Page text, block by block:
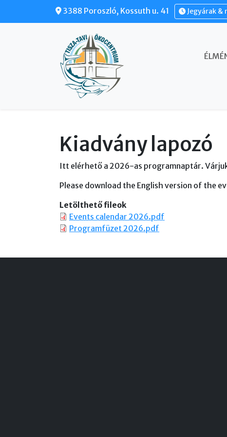
Ugrás a tartalomra
3388 Poroszló, Kossuth u. 41 Jegyárak
FŐ NAVIGÁCIÓ
Kiadvány lapozó
Itt elérhető a 2026-as programnaptár.
Please download the English version of the
Letölthető fileok
Events calendar 2026.pdf
Programfüzet 2026.pdf